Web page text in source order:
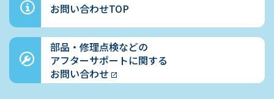
お問い合わせTOP
部品・修理点検などの
アフターサポートに関する
お問い合わせ